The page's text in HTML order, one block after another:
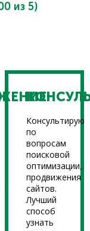
из 5)
Консультирую
по
вопросам
поисковой
оптимизации,
продвижения
сайтов.
Лучший
способ
узнать